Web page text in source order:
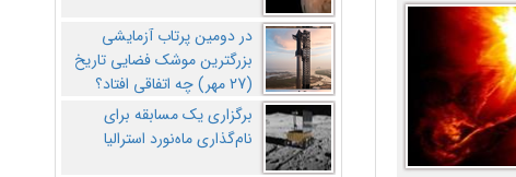
در دومین پرتاب آزمایشی
بزرگترین موشک فضایی تاریخ
(27 مهر‌) چه اتفاقی افتاد؟
برگزاری یک مسابقه برای
نام‌گذاری ماه‌نورد استرالیا